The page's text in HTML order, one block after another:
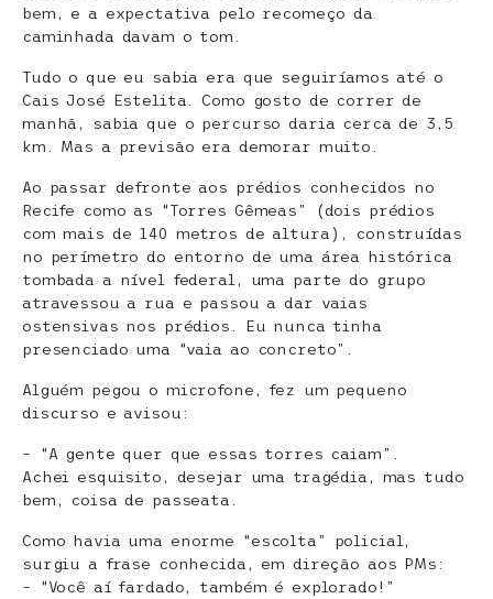
bem, e a expectativa pelo recomeço da
caminhada davam o tom.
Tudo o que eu sabia era que seguiríamos até o
Cais José Estelita. Como gosto de correr de
manhã, sabia que o percurso daria cerca de 3,5
km. Mas a previsão era demorar muito.
Ao passar defronte aos prédios conhecidos no
Recife como as “Torres Gêmeas” (dois prédios
com mais de 140 metros de altura), construídas
no perímetro do entorno de uma área histórica
tombada a nível federal, uma parte do grupo
atravessou a rua e passou a dar vaias
ostensivas nos prédios. Eu nunca tinha
presenciado uma “vaia ao concreto”.
Alguém pegou o microfone, fez um pequeno
discurso e avisou:
– “A gente quer que essas torres caiam”.
Achei esquisito, desejar uma tragédia, mas tudo
bem, coisa de passeata.
Como havia uma enorme “escolta” policial,
surgiu a frase conhecida, em direção aos PMs:
– “Você aí fardado, também é explorado!”